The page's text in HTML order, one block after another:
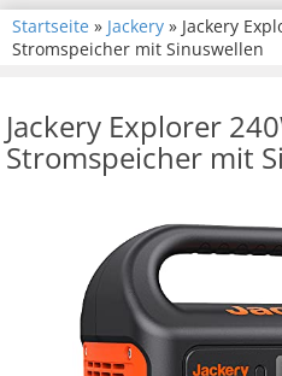
Startseite » Jackery » Jackery
Stromspeicher mit Sinuswellen
Jackery Explorer
Stromspeicher mit